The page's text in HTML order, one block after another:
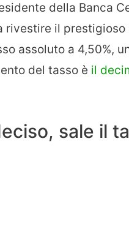
della Banca
rivestire il
assoluto a 4,50%,
del tasso è il
sale il